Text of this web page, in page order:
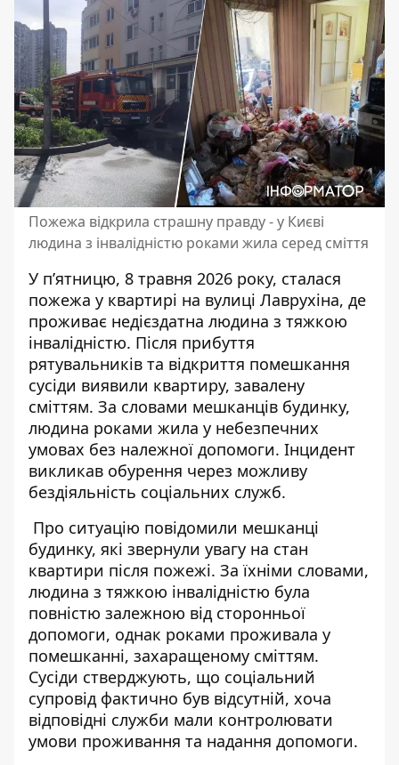
Пожежа відкрила страшну правду - у Києві
людина з інвалідністю роками жила серед сміття
У п’ятницю, 8 травня 2026 року, сталася
пожежа у квартирі на вулиці Лаврухіна, де
проживає недієздатна людина з тяжкою
інвалідністю. Після прибуття
рятувальників та відкриття помешкання
сусіди виявили квартиру, завалену
сміттям. За словами мешканців будинку,
людина роками жила у небезпечних
умовах без належної допомоги. Інцидент
викликав обурення через можливу
бездіяльність соціальних служб.
Про ситуацію повідомили мешканці
будинку, які звернули увагу на стан
квартири після пожежі. За їхніми словами,
людина з тяжкою інвалідністю була
повністю залежною від сторонньої
допомоги, однак роками проживала у
помешканні, захаращеному сміттям.
Сусіди стверджують, що соціальний
супровід фактично був відсутній, хоча
відповідні служби мали контролювати
умови проживання та надання допомоги.